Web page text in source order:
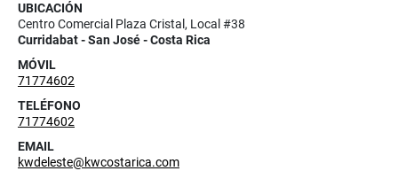
UBICACIÓN
Centro Comercial Plaza Cristal, Local #38
Curridabat - San José - Costa Rica
MÓVIL
71774602
TELÉFONO
71774602
EMAIL
kwdeleste@kwcostarica.com